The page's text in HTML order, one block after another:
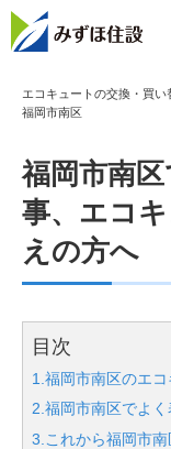
エコキュートの交換・買い
福岡市南区
福岡市南
事、エコ
えの方へ
目次
1.福岡市南区のエ
2.福岡市南区でよ
3.これから福岡市